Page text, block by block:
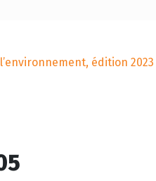
édition 2023